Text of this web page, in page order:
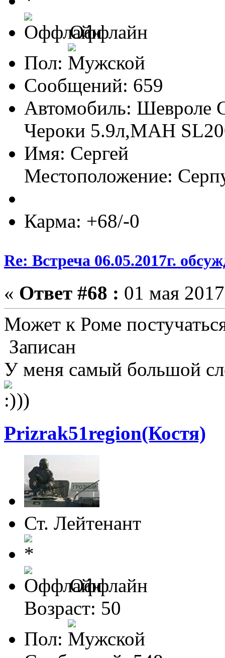
Оффлайн
Пол:
Сообщений: 659
Автомобиль: Шевроле
Чероки 5.9л,МАН
Имя: Сергей
Местоположение:
Карма: +68/-0
Re: Встреча 06.05.2017г.
« Ответ #68 : 01 мая
Может к Роме
Записан
У меня самый большой
))
Prizrak51region(Костя)
Ст. Лейтенант
Оффлайн
Возраст: 50
Пол: